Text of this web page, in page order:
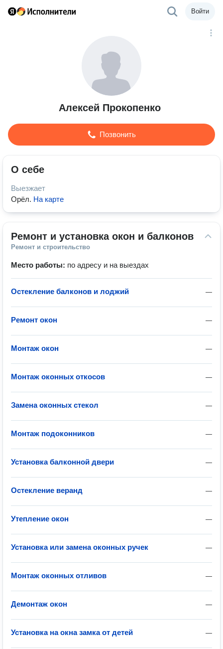
Войти
Алексей Прокопенко
Позвонить
О себе
Выезжает
Орёл. На карте
Ремонт и установка окон и балконов
Ремонт и строительство
Место работы: по адресу и на выездах
—
Остекление балконов и лоджий
—
Ремонт окон
—
Монтаж окон
—
Монтаж оконных откосов
—
Замена оконных стекол
—
Монтаж подоконников
—
Установка балконной двери
—
Остекление веранд
—
Утепление окон
—
Установка или замена оконных ручек
—
Монтаж оконных отливов
—
Демонтаж окон
—
Установка на окна замка от детей